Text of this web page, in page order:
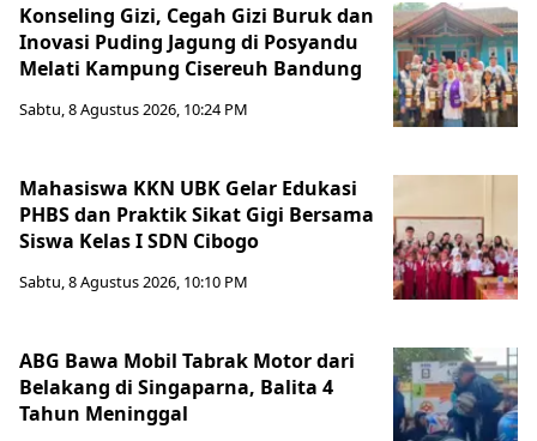
Konseling Gizi, Cegah Gizi Buruk dan
Inovasi Puding Jagung di Posyandu
Melati Kampung Cisereuh Bandung
Sabtu, 8 Agustus 2026, 10:24 PM
Mahasiswa KKN UBK Gelar Edukasi
PHBS dan Praktik Sikat Gigi Bersama
Siswa Kelas I SDN Cibogo
Sabtu, 8 Agustus 2026, 10:10 PM
ABG Bawa Mobil Tabrak Motor dari
Belakang di Singaparna, Balita 4
Tahun Meninggal